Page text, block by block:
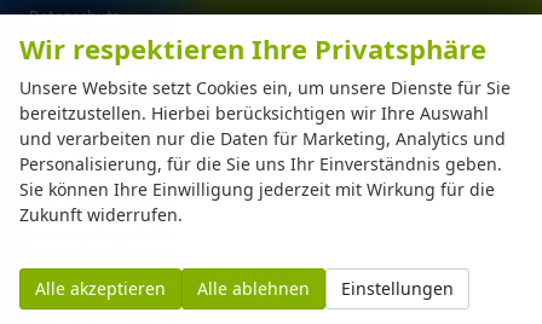
Datenschutz
Cookie-Einstellungen
Weitere Informationen zum offiziellen Kraftstoffverbrauch und zu den offiziellen
spezifischen CO 2 -Emissionen und gegebenenfalls zum Stromverbrauch neuer PKW
können dem 'Leitfaden über den offiziellen Kraftstoffverbrauch, die offiziellen
spezifischen CO 2
-Emissionen und den offiziellen Stromverbrauch neuer PKW'
entnommen werden, der an allen Verkaufsstellen und bei der 'Deutschen Automobil
Wir respektieren Ihre Privatsphäre
Unsere Website setzt Cookies ein, um unsere Dienste für Sie
bereitzustellen. Hierbei berücksichtigen wir Ihre Auswahl
und verarbeiten nur die Daten für Marketing, Analytics und
Personalisierung, für die Sie uns Ihr Einverständnis geben.
Sie können Ihre Einwilligung jederzeit mit Wirkung für die
Zukunft widerrufen.
Alle akzeptieren Alle ablehnen Einstellungen